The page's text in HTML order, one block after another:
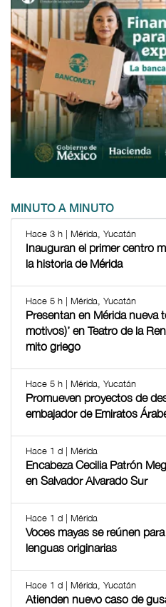
MINUTO A MINUTO
Hace 3 h | Mérida, Yucatán
Inauguran el primer centro
la historia de Mérida
Hace 5 h | Mérida, Yucatán
Presentan en Mérida nueva
motivos)’ en Teatro de la
mito griego
Hace 5 h | Mérida, Yucatán
Promueven proyectos de
embajador de Emiratos
Hace 1 d | Mérida
Encabeza Cecilia Patrón
en Salvador Alvarado Sur
Hace 1 d | Mérida
Voces mayas se reúnen
lenguas originarias
Hace 1 d | Mérida, Yucatán
Atienden nuevo caso de